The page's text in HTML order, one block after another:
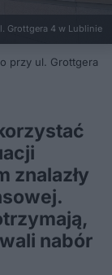
Grottgera 4 w Lublinie
przy ul. Grottgera
znalazły
nabór